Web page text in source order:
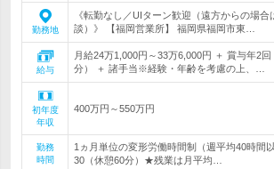
勤務地
《転勤なし／UIターン歓迎（遠方からの場合
談）》 【福岡営業所】 福岡県福岡市東…
給与
月給24万1,000円～33万6,000円 ＋ 賞与年2
分） ＋ 諸手当※経験・年齢を考慮の上、…
初年度
年収
400万円～550万円
勤務
時間
1ヵ月単位の変形労働時間制（週平均40時間
30（休憩60分）★残業は月平均…